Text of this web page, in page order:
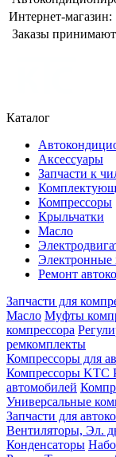
Интернет-магазин:
Заказы
Каталог
Аксессуары
Запчасти к
Компрессоры
Крыльчатки
Масло
Электронные
Ремонт
Запчасти для
Масло Муфты
компрессора
ремкомплекты
Компрессоры для
Компрессоры KTC
автомобилей
Универсальные
Запчасти для
Вентиляторы, Эл.
Конденсаторы